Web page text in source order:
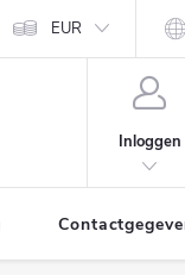
EUR
Inloggen